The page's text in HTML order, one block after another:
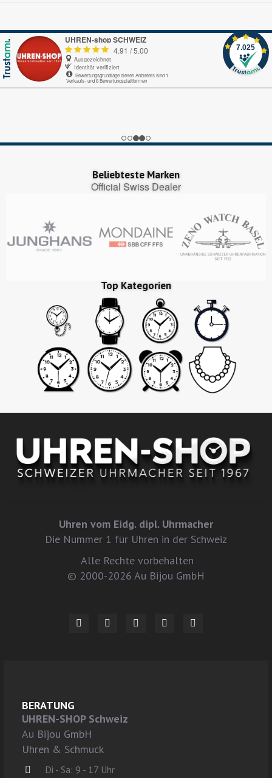
UHREN-shop SCHWEIZ
4.91 /5.00
Ausgezeichnet
Identität verifiziert
Bewertungsgrundlage dieses Anbieters sind 1
Verkaufs- und 6 Bewertungsplattformen
7.025
Beliebteste Marken
Official Swiss Dealer
Top Kategorien
Uhren vom Eidg. dipl. Uhrmacher
Die Nummer 1 für Uhren in der Schweiz
Alle Rechte vorbehalten
© 2000-2026 Au Bijou GmbH
BERATUNG
UHREN-SHOP Schweiz
Au Bijou GmbH
Uhren & Schmuck
Di - Sa: 9 - 17 Uhr